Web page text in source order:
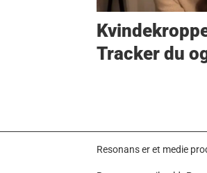
Tracker du
Resonans er et medie